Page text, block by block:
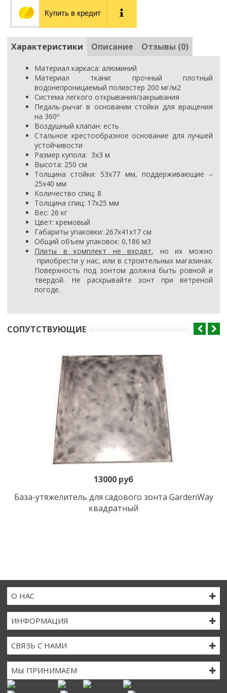
Купить в кредит
Характеристики Описание Отзывы (0)
Материал каркаса: алюминий
Материал ткани: прочный плотный
водонепроницаемый полиэстер 200 мг/м2
Система легкого открывания/закрывания
Педаль-рычаг в основании стойки для вращения
на 360º
Воздушный клапан: есть
Стальное крестообразное основание для лучшей
устойчивости
Размер купола: 3х3 м
Высота: 250 см
Толщина стойки: 53x77 мм, поддерживающие –
25x40 мм
Количество спиц: 8
Толщина спиц: 17x25 мм
Вес: 26 кг
Цвет: кремовый
Габариты упаковки: 267х41х17 см
Общий объем упаковок: 0,186 м3
Плиты в комплект не входят, но их можно
приобрести у нас, или в строительных магазинах.
Поверхность под зонтом должна быть ровной и
твердой. Не раскрывайте зонт при ветреной
погоде.
CОПУТСТВУЮЩИЕ
13000 руб
База-утяжелитель для садового зонта GardenWay
квадратный
О НАС
ИНФОРМАЦИЯ
СВЯЗЬ С НАМИ
МЫ ПРИНИМАЕМ